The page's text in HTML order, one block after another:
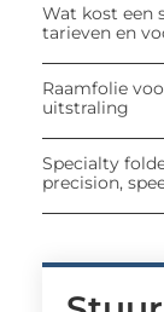
Wat kost een
tarieven en
Raamfolie
uitstraling
Specialty
precision,